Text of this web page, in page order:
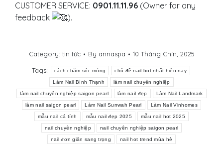
CUSTOMER SERVICE: 0901.11.11.96 (Owner for any
feedback
).
Category: tin tức By annaspa 10 Tháng Chín, 2025
Tags: cách chăm sóc móng chủ đề nail hot nhất hiện nay
Làm Nail Bình Thạnh làm nail chuyên nghiệp
làm nail chuyên nghiệp saigon pearl làm nail đẹp Làm Nail Landmark
làm nail saigon pearl Làm Nail Sunwah Pearl Làm Nail Vinhomes
mẫu nail cá tính mẫu nail đẹp 2025 mẫu nail hot 2025
nail chuyên nghiệp nail chuyên nghiệp saigon pearl
nail đơn giản sang trọng nail hot trend mùa hè